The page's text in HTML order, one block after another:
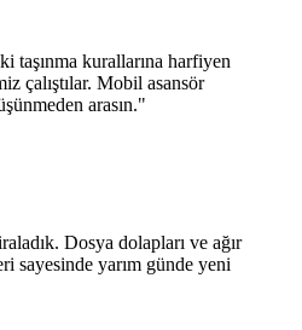
taşınma kurallarına harfiyen
çalıştılar. Mobil asansör
arasın."
Dosya dolapları ve ağır
sayesinde yarım günde yeni